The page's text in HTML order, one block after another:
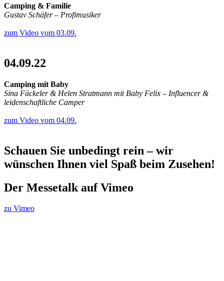
Camping & Familie
Gustav Schäfer – Profimusiker
zum Video vom 03.09.
04.09.22
Camping mit Baby
Sina Fäckeler & Helen Stratmann mit Baby Felix – Influencer &
leidenschaftliche Camper
zum Video vom 04.09.
Schauen Sie unbedingt rein – wir
wünschen Ihnen viel Spaß beim Zusehen!
Der Messetalk auf Vimeo
zu Vimeo